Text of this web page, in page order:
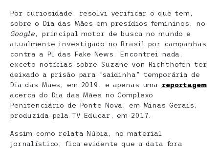
Por curiosidade, resolvi verificar o que tem,
sobre o Dia das Mães em presídios femininos, no
Google, principal motor de busca no mundo e
atualmente investigado no Brasil por campanhas
contra a PL das Fake News. Encontrei nada,
exceto notícias sobre Suzane von Richthofen ter
deixado a prisão para “saidinha” temporária de
Dia das Mães, em 2019, e apenas uma
reportagem
acerca do Dia das Mães no Complexo
Penitenciário de Ponte Nova, em Minas Gerais,
produzida pela TV Educar, em 2017.
Assim como relata Núbia, no material
jornalístico, fica evidente que a data fora